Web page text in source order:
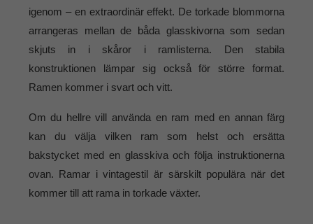
igenom – en extraordinär effekt. De torkade blommorna
arrangeras mellan de båda glasskivorna som sedan
skjuts in i skåror i ramlisterna. Den stabila
konstruktionen lämpar sig också för större format.
Ramen kommer i svart och vitt.
Om du hellre vill använda en ram med en annan färg
kan du välja vilken ram som helst och ersätta
bakstycket med en glasskiva och följa instruktionerna
ovan. Ramar i vintagestil är särskilt populära när det
kommer till att rama in torkade växter.